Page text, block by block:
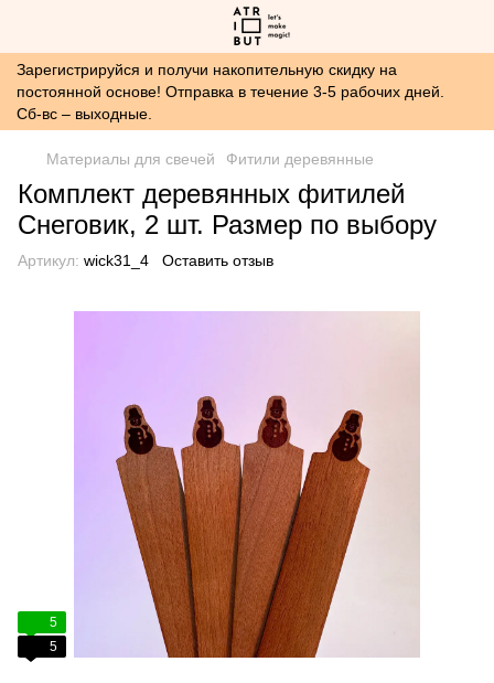
Зарегистрируйся и получи накопительную скидку на
постоянной основе! Отправка в течение 3-5 рабочих дней.
Сб-вс – выходные.
Материалы для свечей Фитили деревянные
Комплект деревянных фитилей
Снеговик, 2 шт. Размер по выбору
Артикул: wick31_4 Оставить отзыв
5
5